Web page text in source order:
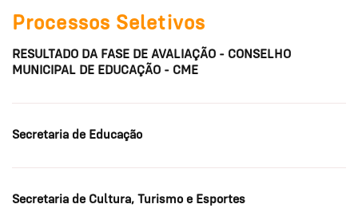
Processos Seletivos
RESULTADO DA FASE DE AVALIAÇÃO - CONSELHO
MUNICIPAL DE EDUCAÇÃO - CME
Secretaria de Educação
Secretaria de Cultura, Turismo e Esportes